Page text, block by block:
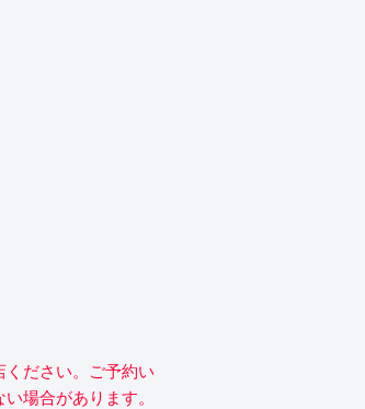
ださい。ご予約い
場合があります。